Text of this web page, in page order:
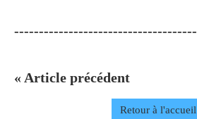
-------------------------------------
« Article précédent
Retour à l'accueil